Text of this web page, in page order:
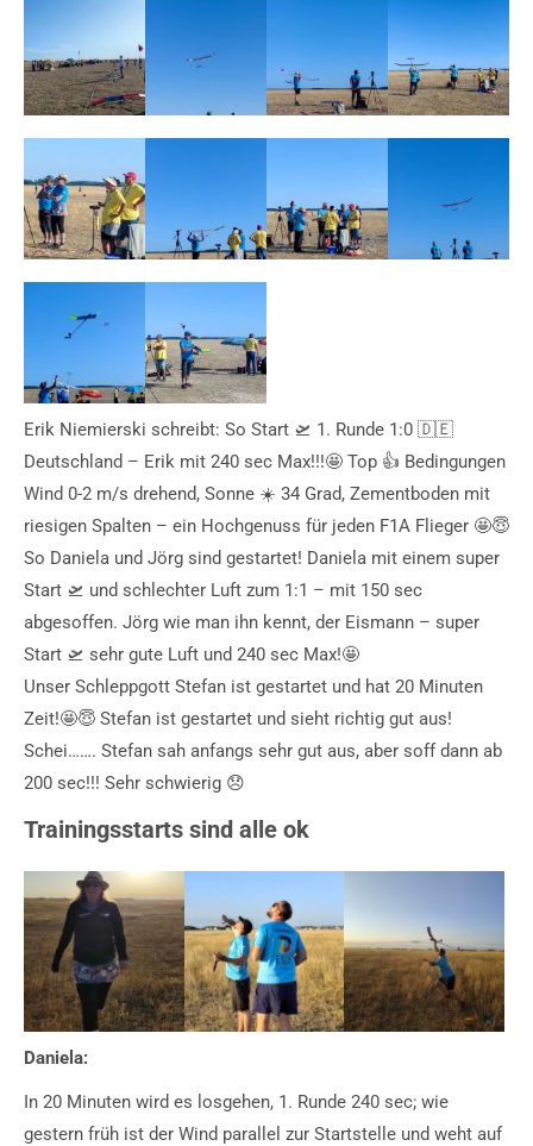
Erik Niemierski schreibt: So Start 🛫 1. Runde 1:0 🇩🇪
Deutschland – Erik mit 240 sec Max!!!🤩 Top 👍 Bedingungen
Wind 0-2 m/s drehend, Sonne ☀️ 34 Grad, Zementboden mit
riesigen Spalten – ein Hochgenuss für jeden F1A Flieger 🤩😇
So Daniela und Jörg sind gestartet! Daniela mit einem super
Start 🛫 und schlechter Luft zum 1:1 – mit 150 sec
abgesoffen. Jörg wie man ihn kennt, der Eismann – super
Start 🛫 sehr gute Luft und 240 sec Max!🤩
Unser Schleppgott Stefan ist gestartet und hat 20 Minuten
Zeit!🤩😇 Stefan ist gestartet und sieht richtig gut aus!
Schei……. Stefan sah anfangs sehr gut aus, aber soff dann ab
200 sec!!! Sehr schwierig 😞
Trainingsstarts sind alle ok
Daniela:
In 20 Minuten wird es losgehen, 1. Runde 240 sec; wie
gestern früh ist der Wind parallel zur Startstelle und weht auf